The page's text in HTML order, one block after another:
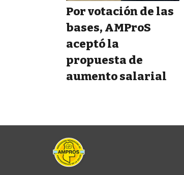
Por votación de las
bases, AMProS
aceptó la
propuesta de
aumento salarial